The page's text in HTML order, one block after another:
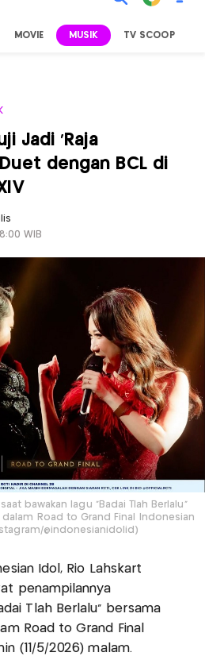
MOVIE MUSIK TV SCOOP
Jadi ‘Raja
dengan BCL di
WIB
bawakan lagu "Badai Tlah Berlalu"
dalam Road to Grand Final Indonesian
@indonesianidolid)
Idol, Rio Lahskart
penampilannya
Tlah Berlalu” bersama
Road to Grand Final
(11/5/2026) malam.